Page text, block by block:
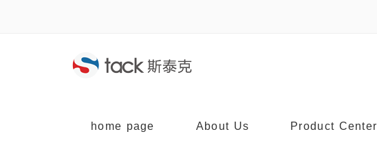
home page About Us Product Center